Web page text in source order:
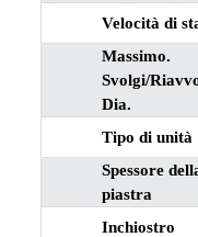
Velocità di
Massimo.
Svolgi/
Dia.
Tipo di unità
Spessore
piastra
Inchiostro